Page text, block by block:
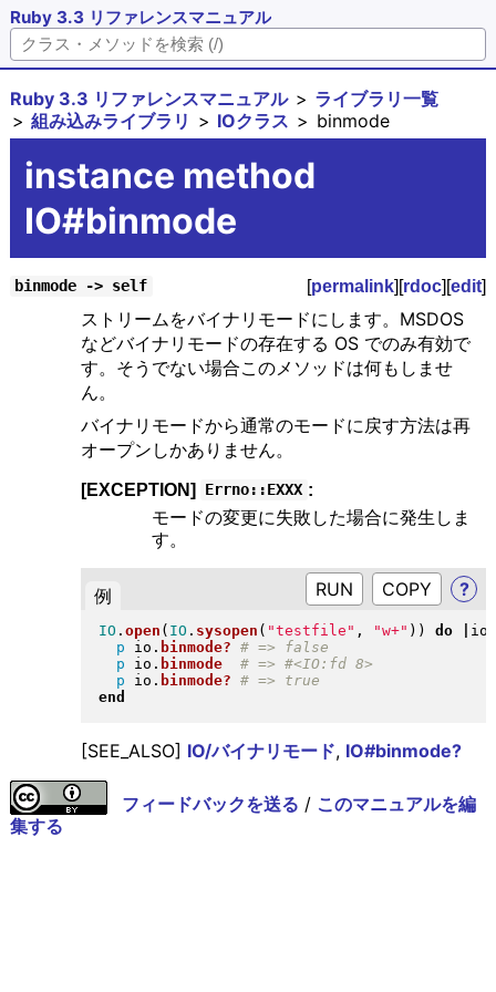
Ruby 3.3 リファレンスマニュアル
Ruby 3.3 リファレンスマニュアル
ライブラリ一覧
組み込みライブラリ
IOクラス binmode
instance method
IO#binmode
binmode -> self [permalink][rdoc][edit]
ストリームをバイナリモードにします。MSDOS
などバイナリモードの存在する OS でのみ有効で
す。そうでない場合このメソッドは何もしませ
ん。
バイナリモードから通常のモードに戻す方法は再
オープンしかありません。
[EXCEPTION] Errno::EXXX :
モードの変更に失敗した場合に発生しま
す。
例 RUN ?
IO . open ( IO . sysopen ( "testfile " , "w+" ) ) do io
p io . binmode?
p io . binmode
p io . binmode?
end
[SEE_ALSO] IO/バイナリモード, IO#binmode?
フィードバックを送る / このマニュアルを編
集する